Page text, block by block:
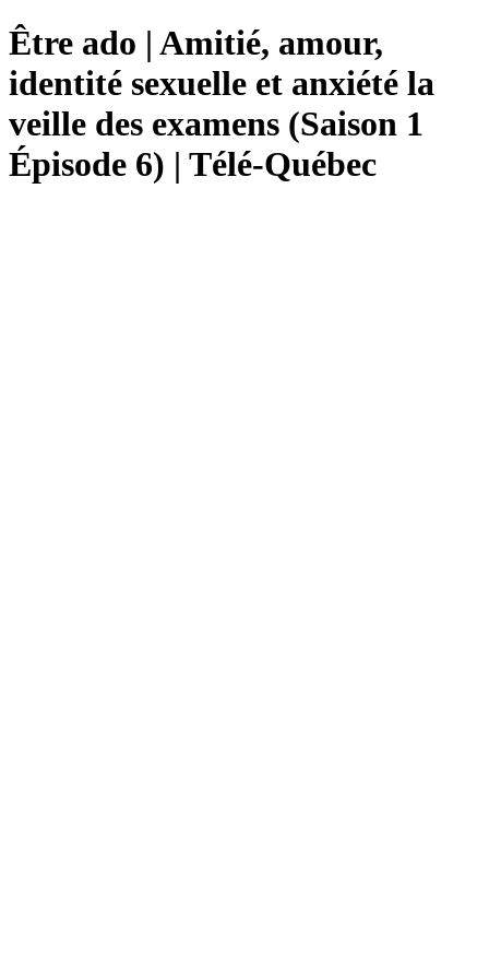
Être ado | Amitié, amour,
identité sexuelle et anxiété la
veille des examens (Saison 1
Épisode 6) | Télé-Québec